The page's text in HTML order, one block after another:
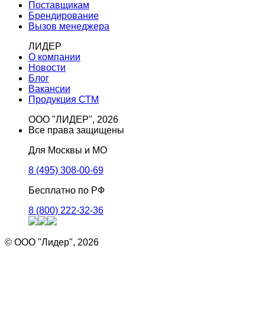
Поставщикам
Брендирование
Вызов менеджера
ЛИДЕР
О компании
Новости
Блог
Вакансии
Продукция СТМ
ООО "ЛИДЕР", 2026
Все права защищены
Для Москвы и МО
8 (495) 308-00-69
Бесплатно по РФ
8 (800) 222-32-36
© ООО "Лидер", 2026